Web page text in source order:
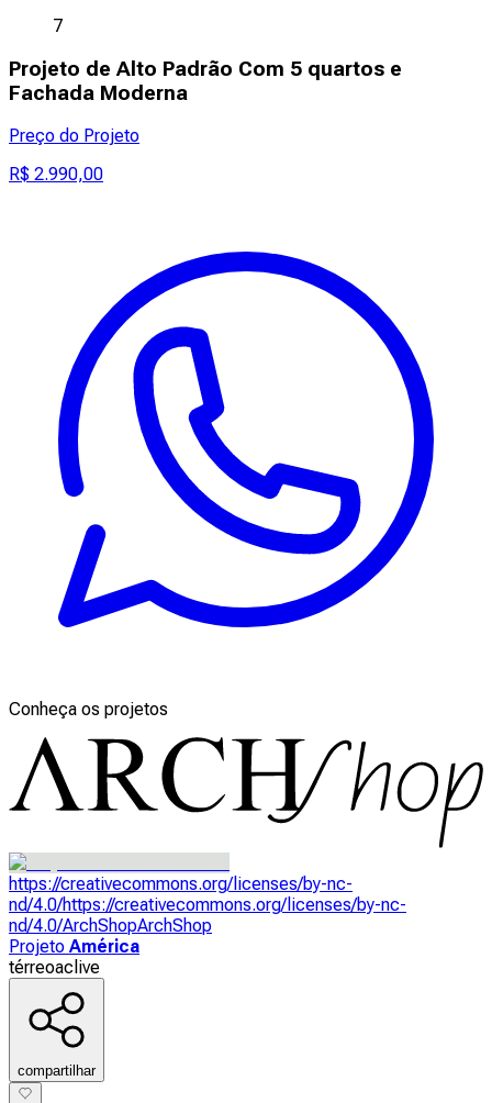
7
Projeto de Alto Padrão Com 5 quartos e
Fachada Moderna
Preço do Projeto
R$ 2.990,00
Conheça os projetos
https://creativecommons.org/licenses/by-nc-
nd/4.0/https://creativecommons.org/licenses/by-nc-
nd/4.0/ArchShopArchShop
Projeto América
térreoaclive
compartilhar